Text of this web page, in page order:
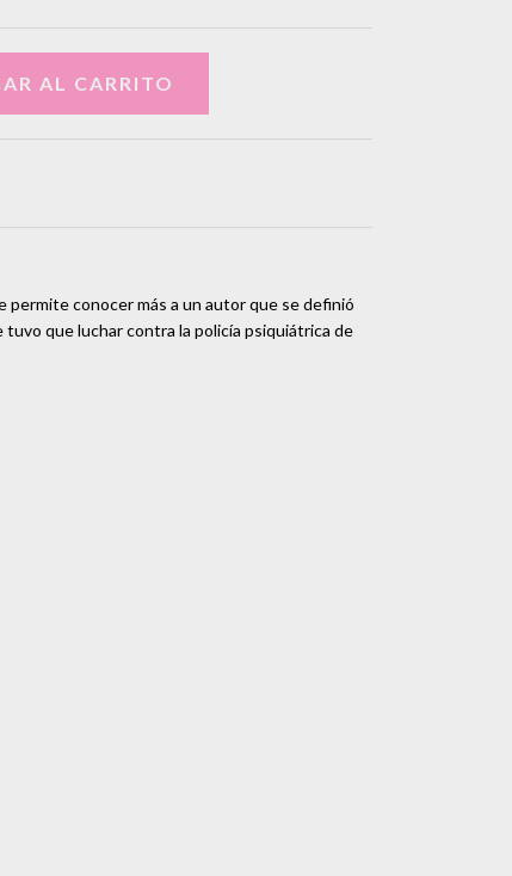
permite conocer más a un autor que se definió
tuvo que luchar contra la policía psiquiátrica de